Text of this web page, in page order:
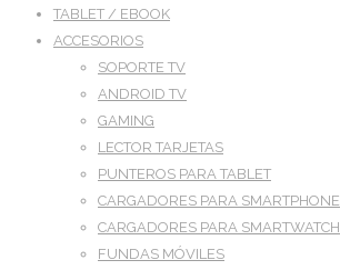
TABLET / EBOOK
ACCESORIOS
SOPORTE TV
ANDROID TV
GAMING
LECTOR TARJETAS
PUNTEROS PARA TABLET
CARGADORES PARA SMARTPHONE
CARGADORES PARA SMARTWATCH
FUNDAS MÓVILES